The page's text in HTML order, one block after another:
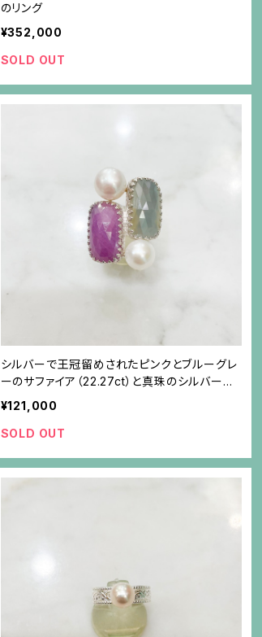
のリング
¥352,000
SOLD OUT
シルバーで王冠留めされたピンクとブルーグレ
ーのサファイア（22.27ct）と真珠のシルバーリ
ング
¥121,000
SOLD OUT